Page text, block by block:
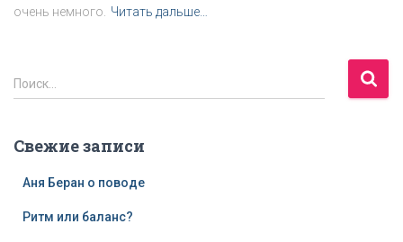
очень немного.
Читать дальше…
Н
а
и
Поиск…
Свежие записи
Аня Беран о поводе
Ритм или баланс?